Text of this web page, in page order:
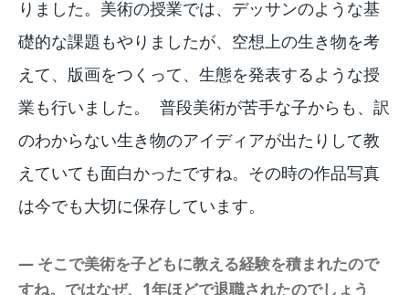
りました。美術の授業では、デッサンのような基
礎的な課題もやりましたが、空想上の生き物を考
えて、版画をつくって、生態を発表するような授
業も行いました。 普段美術が苦手な子からも、訳
のわからない生き物のアイディアが出たりして教
えていても面白かったですね。その時の作品写真
は今でも大切に保存しています。
― そこで美術を子どもに教える経験を積まれたので
すね。ではなぜ、1年ほどで退職されたのでしょう